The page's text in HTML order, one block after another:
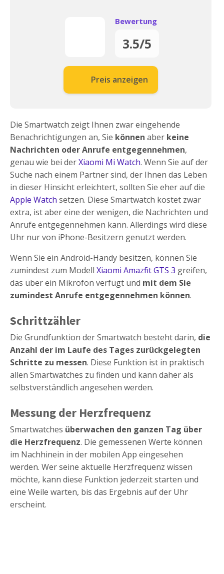
Bewertung
3.5/5
Preis anzeigen
Die Smartwatch zeigt Ihnen zwar eingehende
Benachrichtigungen an, Sie können aber keine
Nachrichten oder Anrufe entgegennehmen,
genau wie bei derXiaomi Mi Watch. Wenn Sie auf der
Suche nach einem Partner sind, der Ihnen das Leben
in dieser Hinsicht erleichtert, sollten Sie eher auf die
Apple Watch setzen. Diese Smartwatch kostet zwar
extra, ist aber eine der wenigen, die Nachrichten und
Anrufe entgegennehmen kann. Allerdings wird diese
Uhr nur von iPhone-Besitzern genutzt werden.
Wenn Sie ein Android-Handy besitzen, können Sie
zumindest zum Modell Xiaomi Amazfit GTS 3 greifen,
das über ein Mikrofon verfügt und mit dem Sie
zumindest Anrufe entgegennehmen können.
Schrittzähler
Die Grundfunktion der Smartwatch besteht darin, die
Anzahl der im Laufe des Tages zurückgelegten
Schritte zu messen. Diese Funktion ist in praktisch
allen Smartwatches zu finden und kann daher als
selbstverständlich angesehen werden.
Messung der Herzfrequenz
Smartwatches überwachen den ganzen Tag über
die Herzfrequenz. Die gemessenen Werte können
im Nachhinein in der mobilen App eingesehen
werden. Wer seine aktuelle Herzfrequenz wissen
möchte, kann diese Funktion jederzeit starten und
eine Weile warten, bis das Ergebnis auf der Uhr
erscheint.